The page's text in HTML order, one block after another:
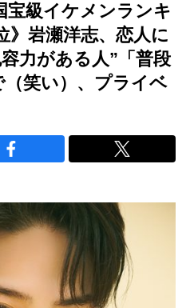
宝級イケメンランキ
》岩瀬洋志、恋人に
力がある人”「普段
笑い）、プライベ